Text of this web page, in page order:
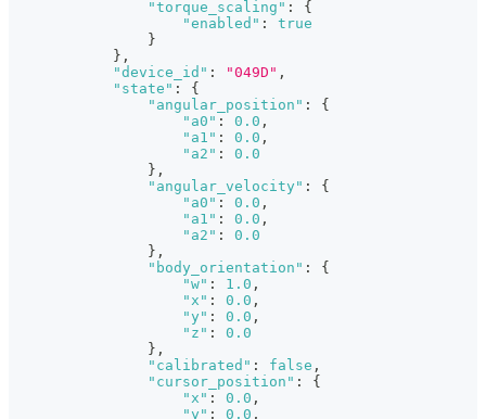
"torque_scaling" :
{
"enabled" :
true
}
} ,
"device_id" : "049D" ,
"state" :
{
"angular_position" :
{
"a0" : 0.0 ,
"a1" : 0.0 ,
"a2" :
0.0
} ,
"angular_velocity" :
{
"a0" : 0.0 ,
"a1" : 0.0 ,
"a2" :
0.0
} ,
"body_orientation" :
{
"w" : 1.0 ,
"x" : 0.0 ,
"y" : 0.0 ,
"z" :
0.0
} ,
"calibrated" : false ,
"cursor_position" :
{
"x" : 0.0 ,
"y" : 0.0 ,